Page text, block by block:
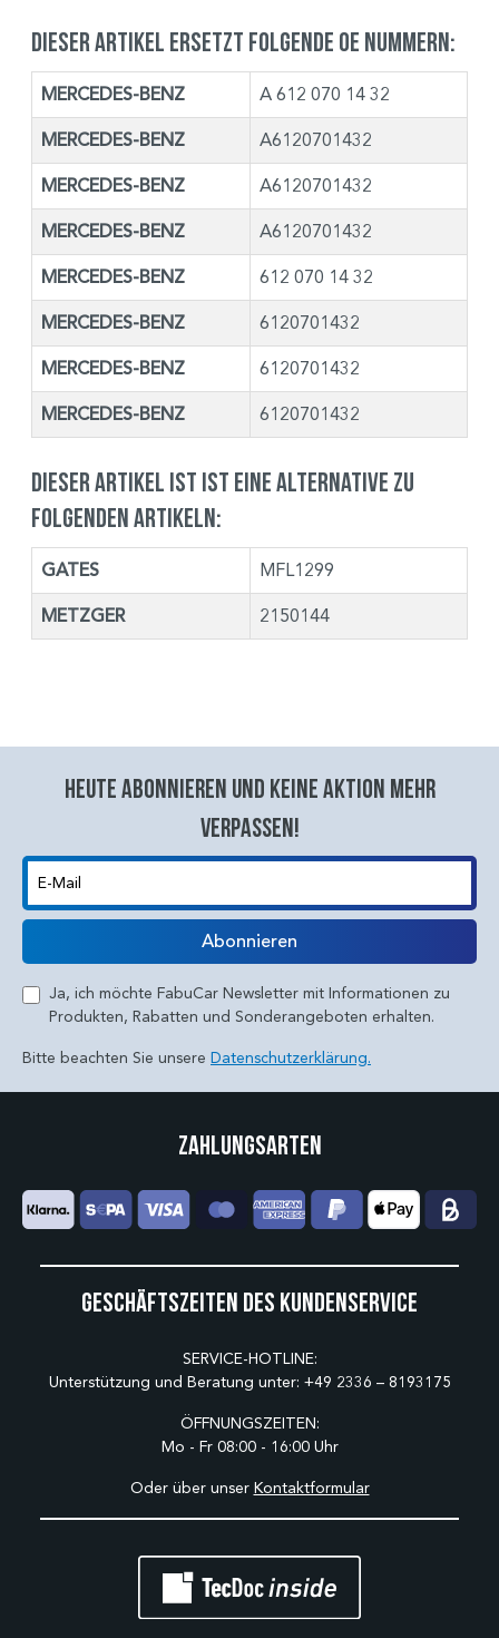
Dieser Artikel ersetzt folgende OE Nummern:
MERCEDES-BENZ A 612 070 14 32
MERCEDES-BENZ A6120701432
MERCEDES-BENZ A6120701432
MERCEDES-BENZ A6120701432
MERCEDES-BENZ 612 070 14 32
MERCEDES-BENZ 6120701432
MERCEDES-BENZ 6120701432
MERCEDES-BENZ 6120701432
Dieser Artikel ist ist eine Alternative zu
folgenden Artikeln:
GATES MFL1299
METZGER 2150144
Heute abonnieren und keine aktion mehr
verpassen!
E-Mail
Abonnieren
Ja, ich möchte FabuCar Newsletter mit Informationen zu
Produkten, Rabatten und Sonderangeboten erhalten.
Bitte beachten Sie unsere Datenschutzerklärung.
Geschäftszeiten des Kundenservice
SERVICE-HOTLINE:
Unterstützung und Beratung unter: +49 2336 – 8193175
ÖFFNUNGSZEITEN:
Mo - Fr 08:00 - 16:00 Uhr
Oder über unser Kontaktformular
Zahlungsarten